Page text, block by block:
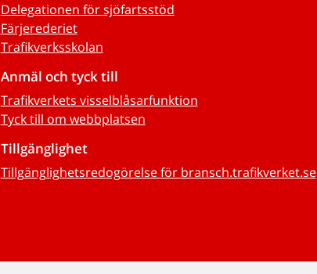
Delegationen för sjöfartsstöd
Färjerederiet
Trafikverksskolan
Anmäl och tyck till
Trafikverkets visselblåsarfunktion
Tyck till om webbplatsen
Tillgänglighet
Tillgänglighetsredogörelse för bransch.trafikverket.se